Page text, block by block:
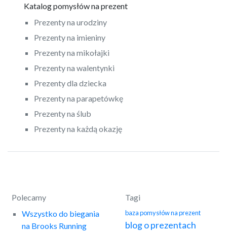
Katalog pomysłów na prezent
Prezenty na urodziny
Prezenty na imieniny
Prezenty na mikołajki
Prezenty na walentynki
Prezenty dla dziecka
Prezenty na parapetówkę
Prezenty na ślub
Prezenty na każdą okazję
Polecamy
Wszystko do biegania
na Brooks Running
Tagi
baza pomysłów na prezent
blog o prezentach